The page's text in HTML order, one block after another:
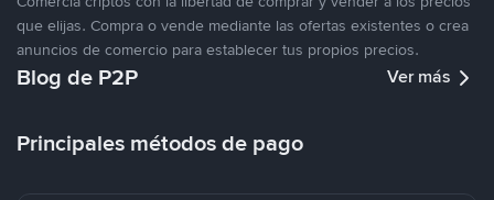
que elijas. Compra o vende mediante las ofertas existentes o crea
anuncios de comercio para establecer tus propios precios.
Blog de P2P Ver más
Principales métodos de pago